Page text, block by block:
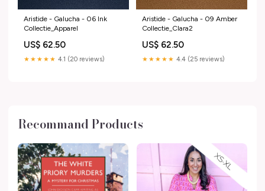
Aristide - Galucha - 06 Ink
Collectie_Apparel
US$ 62.50
★★★★★ 4.1 (20 reviews)
Aristide - Galucha - 09 Amber
Collectie_Clara2
US$ 62.50
★★★★★ 4.4 (25 reviews)
Recommand Products